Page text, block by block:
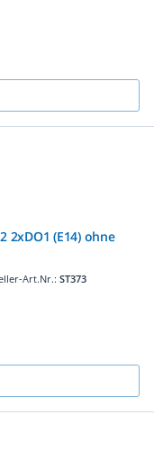
2xDO1 (E14) ohne
Art.Nr.: ST373